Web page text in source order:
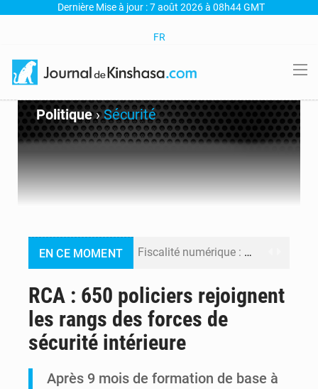
Dernière Mise à jour : 7 août 2026 à 08h44 GMT
FR
Politique›Sécurité
EN CE MOMENT Fiscalité numérique : Seules les startups bénéficient de l’exonération, mais l’arrêté interministériel reste en vigueur (Mise au point)
Shadary et Minaku enfin transférés à l’auditorat militaire après 200 jours d’opacité
RCA : 650 policiers rejoignent
les rangs des forces de
sécurité intérieure
Après 9 mois de formation de base à